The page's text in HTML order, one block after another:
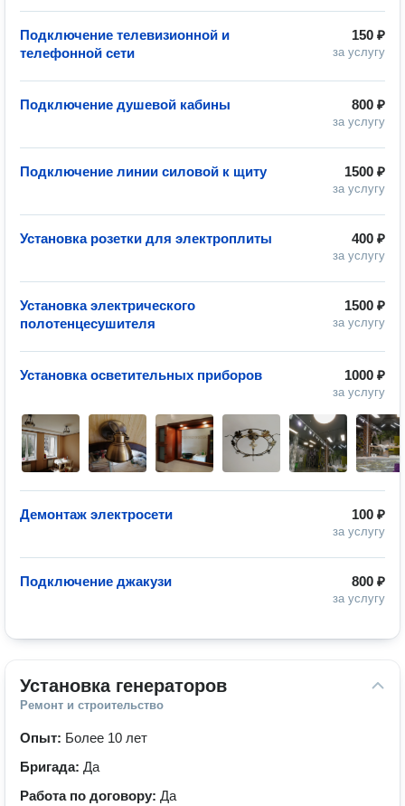
150 ₽
за услугу
Подключение телевизионной и
телефонной сети
800 ₽
за услугу
Подключение душевой кабины
1500 ₽
за услугу
Подключение линии силовой к щиту
400 ₽
за услугу
Установка розетки для электроплиты
1500 ₽
за услугу
Установка электрического
полотенцесушителя
1000 ₽
за услугу
Установка осветительных приборов
100 ₽
за услугу
Демонтаж электросети
800 ₽
за услугу
Подключение джакузи
Установка генераторов
Ремонт и строительство
Опыт: Более 10 лет
Бригада: Да
Работа по договору: Да